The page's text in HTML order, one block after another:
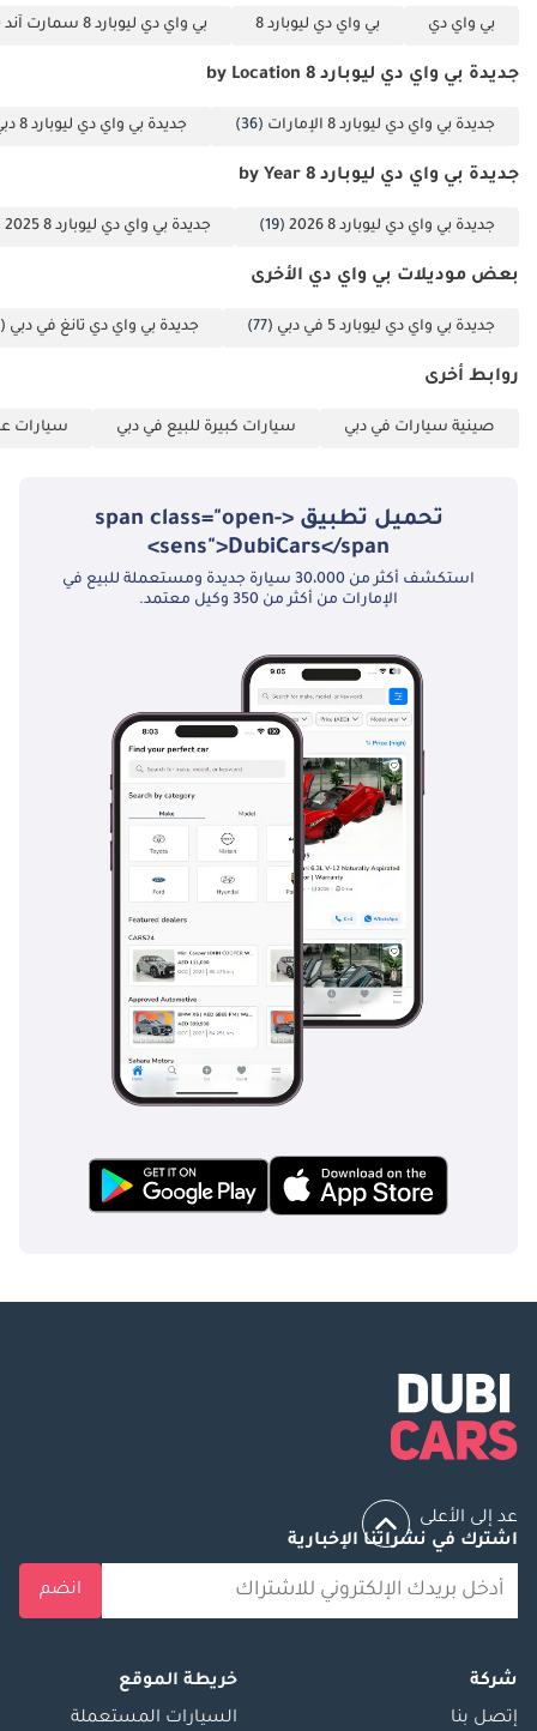
بي واي دي بي واي دي ليوبارد 8 بي واي دي ليوبارد 8 سمارت آند بريف ديلوكس إديشن (7 مقاعد)
جديدة بي واي دي ليوبارد 8 by Location
جديدة بي واي دي ليوبارد 8 الإمارات (36) جديدة بي واي دي ليوبارد 8 دبي
جديدة بي واي دي ليوبارد 8 by Year
جديدة بي واي دي ليوبارد 8 2026 (19) جديدة بي واي دي ليوبارد 8 2025
بعض موديلات بي واي دي الأخرى
جديدة بي واي دي ليوبارد 5 في دبي (77) جديدة بي واي دي تانغ في دبي (8)
روابط أخرى
صينية سيارات في دبي سيارات كبيرة للبيع في دبي سيارات
تحميل تطبيق <span class="open-
sens">DubiCars</span>
استكشف أكثر من 30،000 سيارة جديدة ومستعملة للبيع في
الإمارات من أكثر من 350 وكيل معتمد.
عد إلى الأعلى
اشترك في نشراتنا الإخبارية
انضم
شركة
إتصل بنا
خريطة الموقع
السيارات المستعملة